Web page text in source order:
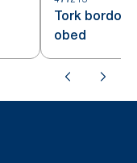
Tork
obed